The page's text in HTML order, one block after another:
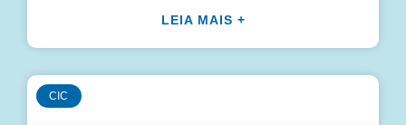
LEIA MAIS +
CIC